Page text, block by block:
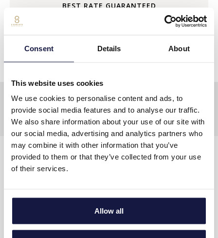
Consent Details About
This website uses cookies
We use cookies to personalise content and ads, to
provide social media features and to analyse our traffic.
We also share information about your use of our site with
our social media, advertising and analytics partners who
may combine it with other information that you’ve
provided to them or that they’ve collected from your use
of their services.
Allow all
BEST RATE GUARANTEED
CONTACT US
Tel.: +30 2897 502900
+30 28970 31341
E-mail: reservations@ikarosvillage.gr